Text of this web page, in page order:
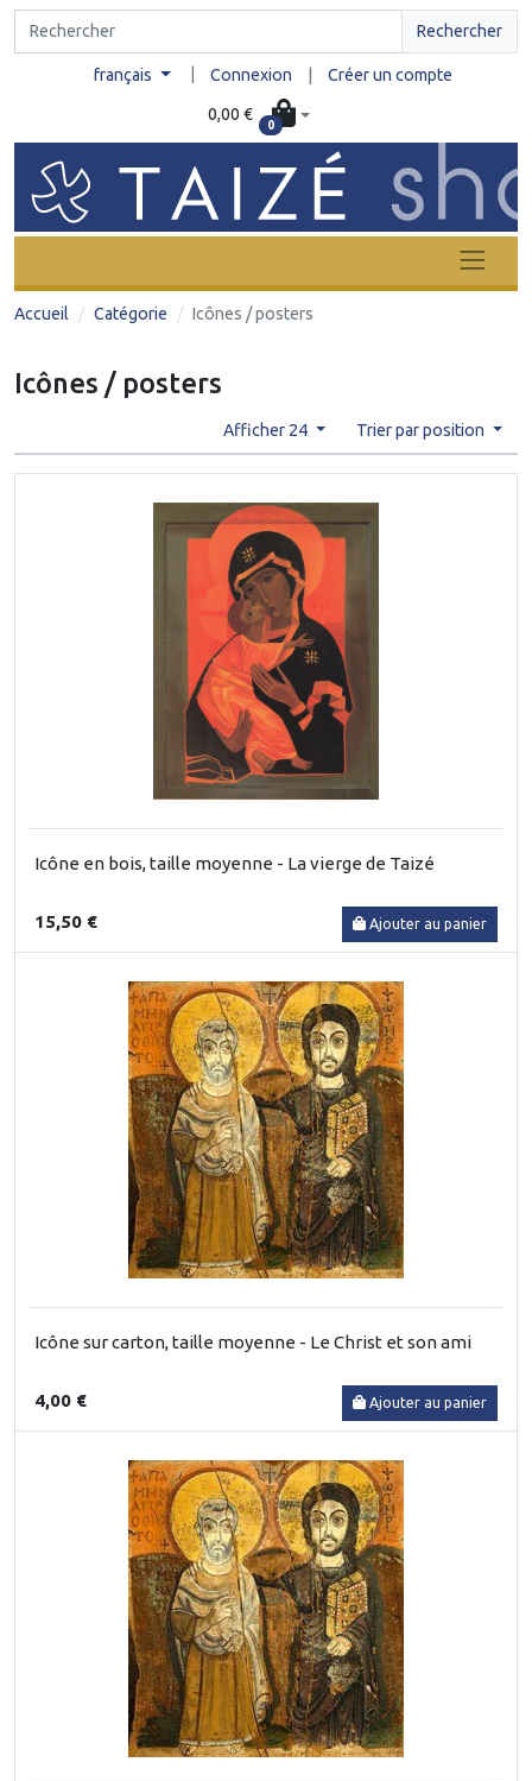
Rechercher
français Connexion Créer un compte
0,00 €
0
Accueil Catégorie Icônes / posters
Icônes / posters
Afficher 24 Trier par position
Icône en bois, taille moyenne - La vierge de Taizé
15,50 € Ajouter au panier
Icône sur carton, taille moyenne - Le Christ et son ami
4,00 € Ajouter au panier